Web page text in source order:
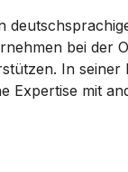
bei der
In
Expertise mit